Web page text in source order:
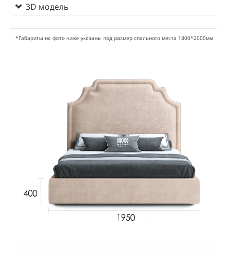
3D модель
*Габариты на фото ниже указаны под размер спального места 1800*2000мм